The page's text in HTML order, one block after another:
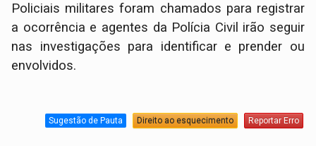
Policiais militares foram chamados para registrar
a ocorrência e agentes da Polícia Civil irão seguir
nas investigações para identificar e prender ou
envolvidos.
Sugestão de Pauta Direito ao esquecimento Reportar Erro